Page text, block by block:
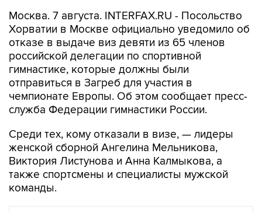
Москва. 7 августа. INTERFAX.RU - Посольство
Хорватии в Москве официально уведомило об
отказе в выдаче виз девяти из 65 членов
российской делегации по спортивной
гимнастике, которые должны были
отправиться в Загреб для участия в
чемпионате Европы. Об этом сообщает пресс-
служба Федерации гимнастики России.
Среди тех, кому отказали в визе, — лидеры
женской сборной Ангелина Мельникова,
Виктория Листунова и Анна Калмыкова, а
также спортсмены и специалисты мужской
команды.